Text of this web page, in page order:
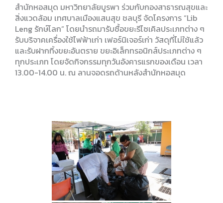
สำนักหอสมุด มหาวิทยาลัยบูรพา ร่วมกับกองสาธารณสุขและ
สิ่งแวดล้อม เทศบาลเมืองแสนสุข ชลบุรี จัดโครงการ “Lib
Leng รักษ์โลก” โดยนำรถมารับซื้อขยะรีไซเคิลประเภทต่าง ๆ
รับบริจาคเครื่องใช้ไฟฟ้าเก่า เฟอร์นิเจอร์เก่า วัสดุที่ไม่ใช้แล้ว
และรับฝากทิ้งขยะอันตราย ขยะอิเล็กทรอนิกส์ประเภทต่าง ๆ
ทุกประเภท โดยจัดกิจกรรมทุกวันอังคารแรกของเดือน เวลา
13.00-14.00 น. ณ ลานจอดรถด้านหลังสำนักหอสมุด